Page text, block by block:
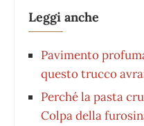
Leggi anche
Pavimento
questo trucco
Perché la pasta
Colpa della